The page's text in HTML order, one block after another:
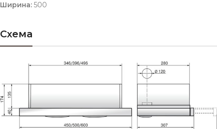
Ширина: 500
Схема